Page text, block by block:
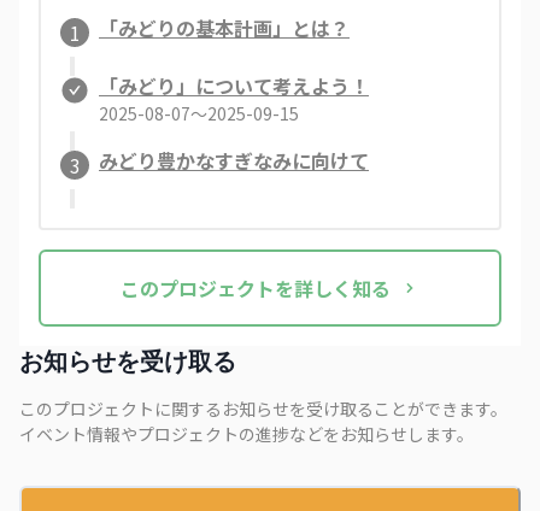
1
「みどりの基本計画」とは？
「みどり」について考えよう！
2025-08-07〜2025-09-15
3 みどり豊かなすぎなみに向けて
このプロジェクトを詳しく知る
お知らせを受け取る
このプロジェクトに関するお知らせを受け取ることができます。
イベント情報やプロジェクトの進捗などをお知らせします。